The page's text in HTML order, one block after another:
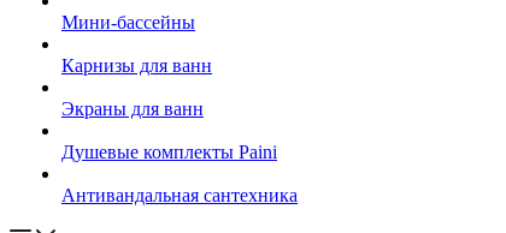
Мини-бассейны
Карнизы для ванн
Экраны для ванн
Душевые комплекты Paini
Антивандальная сантехника